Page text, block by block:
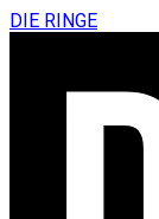
DIE RINGE